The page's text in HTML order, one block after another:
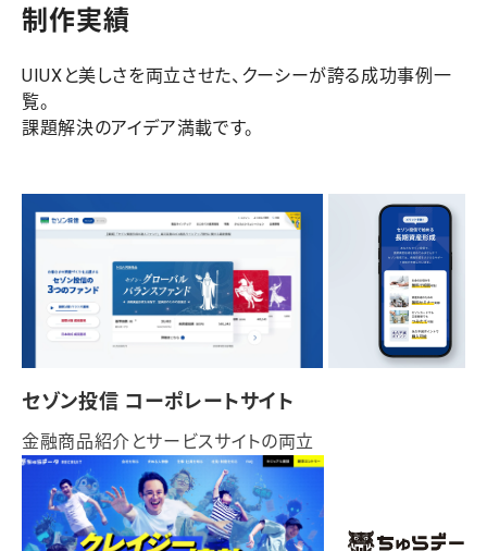
制作実績
UIUXと美しさを両立させた、クーシーが誇る成功事例一
覧。
課題解決のアイデア満載です。
セゾン投信 コーポレートサイト
金融商品紹介とサービスサイトの両立